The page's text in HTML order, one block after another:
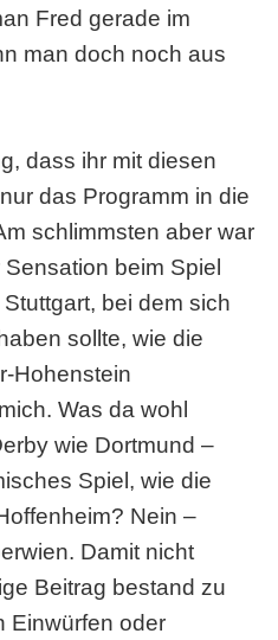
Fred gerade im
man doch noch aus
dass ihr mit diesen
das Programm in die
schlimmsten aber war
beim Spiel
bei dem sich
sollte, wie die
Hohenstein
Was da wohl
wie Dortmund –
Spiel, wie die
Nein –
Damit nicht
Beitrag bestand zu
Einwürfen oder